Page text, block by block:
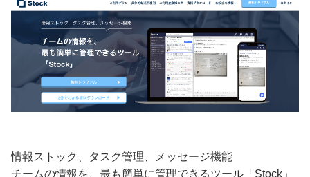
情報ストック、タスク管理、メッセージ機能
チームの情報を、最も簡単に管理できるツール「Stock」